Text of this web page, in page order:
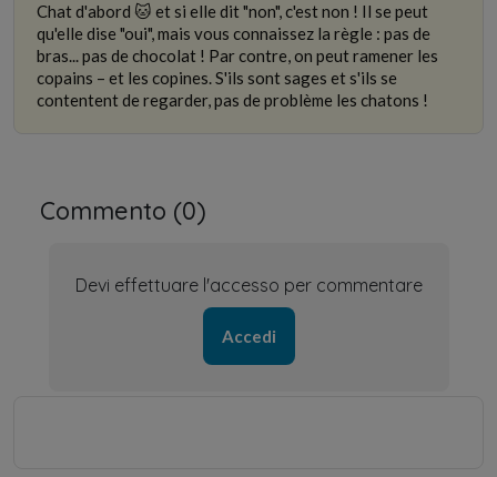
Chat d'abord 🐱 et si elle dit "non", c'est non ! Il se peut
qu'elle dise "oui", mais vous connaissez la règle : pas de
bras... pas de chocolat ! Par contre, on peut ramener les
copains – et les copines. S'ils sont sages et s'ils se
contentent de regarder, pas de problème les chatons !
Commento (0)
Devi effettuare l'accesso per commentare
Accedi